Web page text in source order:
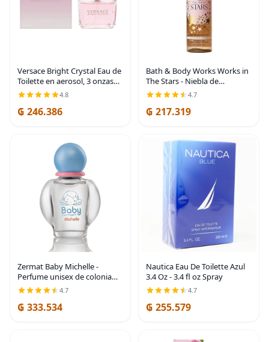
Versace Bright Crystal Eau de
Toilette en aerosol, 3 onzas
líquidas
4.8
₲ 246.386
Bath & Body Works Works in
The Stars - Niebla de
fragancia fina, 8 onzas
(edición limitada) | Fragancia
fina y perfume para mujeres,
4.7
₲ 217.319
Zermat Baby Michelle -
Perfume unisex de colonia
para bebé, fórmula suave
hipoalergénica y sin
parabenos, aromas florales
4.7
₲ 333.534
Nautica Eau De Toilette Azul
3.4 Oz - 3.4 fl oz Spray
4.7
₲ 255.579